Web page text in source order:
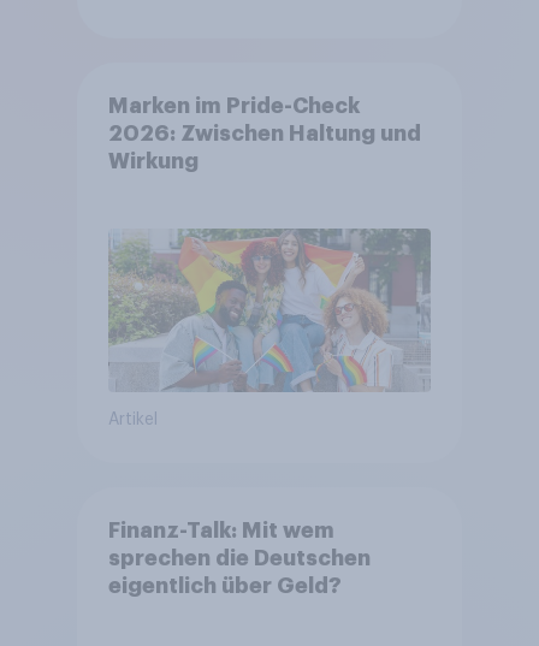
Marken im Pride-Check
2026: Zwischen Haltung und
Wirkung
Artikel
Finanz-Talk: Mit wem
sprechen die Deutschen
eigentlich über Geld?